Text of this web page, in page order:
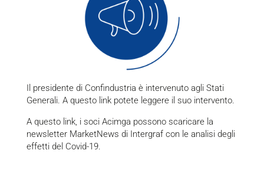
Il presidente di Confindustria è intervenuto agli Stati
Generali. A questo linkpotete leggere il suo intervento.
A questo link, i soci Acimga possono scaricare la
newsletter MarketNews di Intergraf con le analisi degli
effetti del Covid-19.